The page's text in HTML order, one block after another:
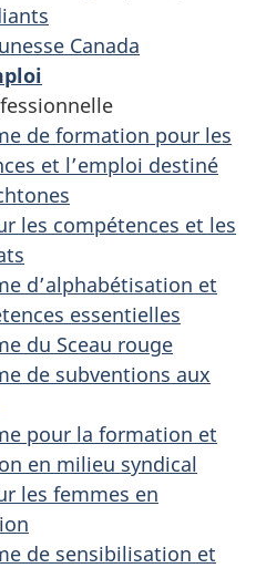
Canada
de formation pour les
et l’emploi destiné
les compétences et les
d’alphabétisation et
essentielles
du Sceau rouge
de subventions aux
pour la formation et
en milieu syndical
les femmes en
de sensibilisation et